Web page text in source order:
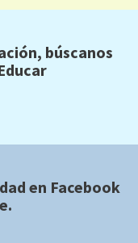
búscanos
en Facebook